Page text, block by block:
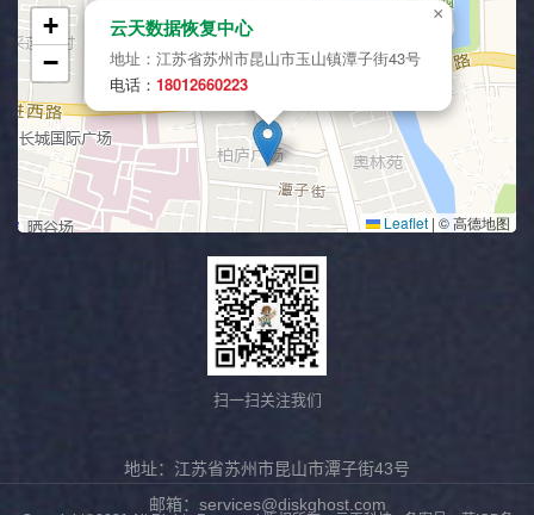
扫一扫关注我们
地址：江苏省苏州市昆山市潭子街43号
邮箱：services@diskghost.com